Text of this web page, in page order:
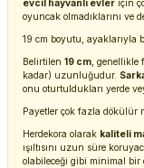
evcil hayvanlı evler için
oyuncak olmadıklarını ve
19 cm boyutu, ayaklarıyla
Belirtilen 19 cm ,
kadar) uzunluğudur.
onu oturtuldukları yerde
Payetler çok fazla dökülür
Herdekora olarak kaliteli
ışıltısını uzun süre
olabileceği gibi minimal bir